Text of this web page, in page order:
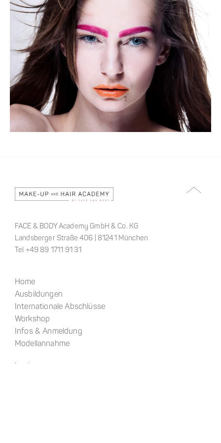
und wir freuen uns Sie in der FACE & BODY
Schulfamilie willkommen zu heißen.
FACE & BODY Academy GmbH & Co. KG
Landsberger Straße 406 | 81241 München
Tel +49 89 1711 91 31
Home
Ausbildungen
Internationale Abschlüsse
Workshop
Infos & Anmeldung
Modellannahme